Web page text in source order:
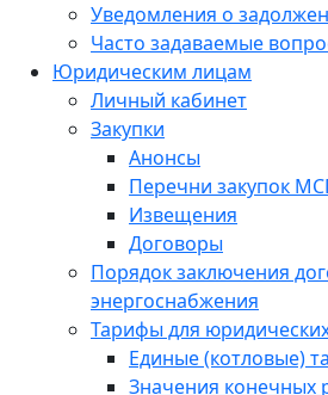
Уведомления о
Часто задаваемые
Юридическим лицам
Личный кабинет
Закупки
Анонсы
Перечни закупок
Извещения
Договоры
Порядок заключения
энергоснабжения
Тарифы для
Единые (котловые)
Значения конечных